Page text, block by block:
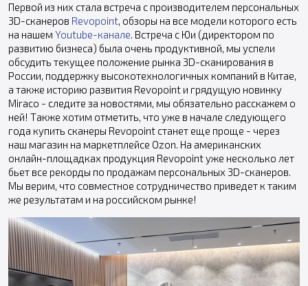
Первой из них стала встреча с производителем персональных
3D-сканеров Revopoint, обзоры на все модели которого есть
на нашем Youtube-канале. Встреча с Юи (директором по
развитию бизнеса) была очень продуктивной, мы успели
обсудить текущее положение рынка 3D-сканирования в
России, поддержку высокотехнологичных компаний в Китае,
а также историю развития Revopoint и грядущую новинку
Miraco - следите за новостями, мы обязательно расскажем о
ней! Также хотим отметить, что уже в начале следующего
года купить сканеры Revopoint станет еще проще - через
наш магазин на маркетплейсе Ozon. На американских
онлайн-площадках продукция Revopoint уже несколько лет
бьет все рекорды по продажам персональных 3D-сканеров.
Мы верим, что совместное сотрудничество приведет к таким
же результатам и на российском рынке!